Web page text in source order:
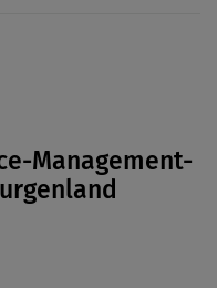
Management-